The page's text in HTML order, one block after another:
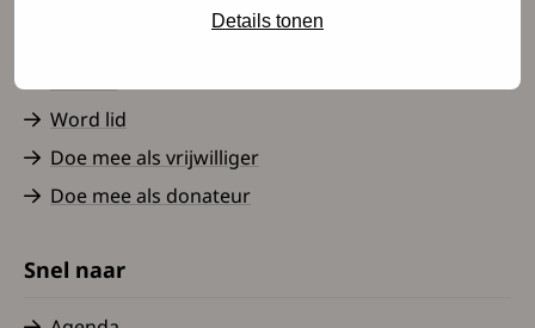
Details tonen
Word lid
Doe mee als vrijwilliger
Doe mee als donateur
Snel naar